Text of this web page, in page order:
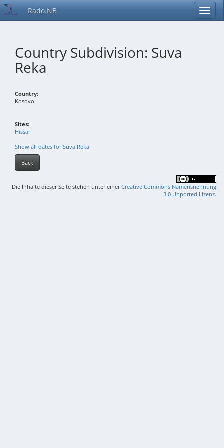
Rado.NB
Country Subdivision: Suva
Reka
Country:
Kosovo
Sites:
Hissar
Show all dates for Suva Reka
Back
Die Inhalte dieser Seite stehen unter einerCreative Commons Namensnennung
3.0 Unported Lizenz.